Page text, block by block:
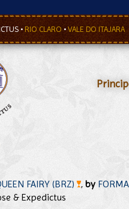
• RIO CLARO •VALE DO ITAJARA
FAIRY (BRZ) , by
& Expedictus